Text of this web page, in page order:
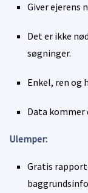
Giver ejerens
Det er ikke
søgninger.
Enkel, ren og
Data
Ulemper:
Gratis